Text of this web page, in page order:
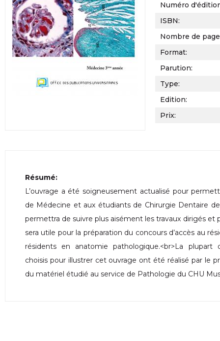
Numéro
ISBN:
Nombre de
Format:
Parution:
Type:
Edition:
Prix:
Résumé:
L’ouvrage a été soigneusement actualisé pour
de Médecine et aux étudiants de Chirurgie Dentaire
permettra de suivre plus aisément les travaux dirigés et
sera utile pour la préparation du concours d’accès au
résidents en anatomie pathologique.<br>La plupart
choisis pour illustrer cet ouvrage ont été réalisé par le
du matériel étudié au service de Pathologie du CHU